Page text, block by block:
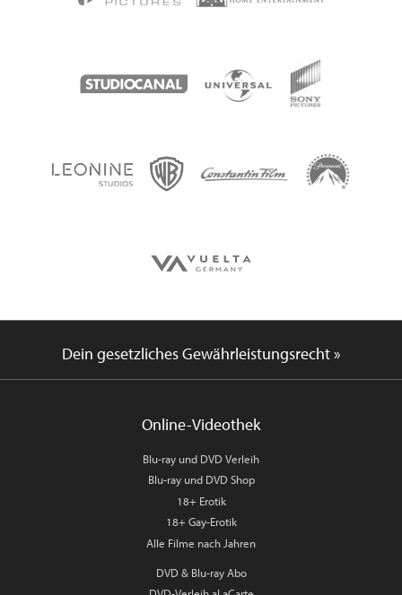
Dein gesetzliches Gewährleistungsrecht »
Online-Videothek
Blu-ray und DVD Verleih
Blu-ray und DVD Shop
18+ Erotik
18+ Gay-Erotik
Alle Filme nach Jahren
DVD & Blu-ray Abo